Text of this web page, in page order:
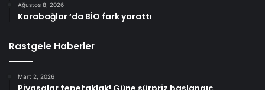
Ağustos 8, 2026
Karabağlar ‘da BİO fark yarattı
Rastgele Haberler
Mart 2, 2026